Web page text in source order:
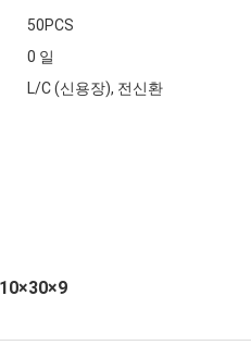
50PCS
0 일
L/C (신용장), 전신환